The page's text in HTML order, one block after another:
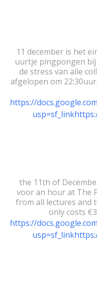
11 december is het
uurtje pingpongen bij
de stress van alle
afgelopen om
https://
the 11th of
voor an hour at The
from all lectures and
only costs
https://